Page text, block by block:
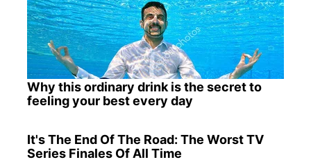
Why this ordinary drink is the secret to
feeling your best every day
It's The End Of The Road: The Worst TV
Series Finales Of All Time